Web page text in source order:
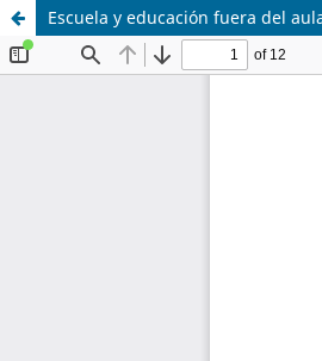
Escuela y educación fuera del